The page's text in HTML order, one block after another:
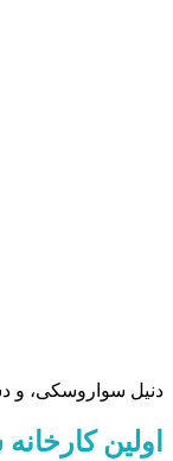
دنیل سواروسکی،
اولین